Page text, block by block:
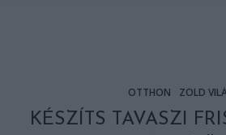
OTTHON ZÖLD
KÉSZÍTS TAVASZI